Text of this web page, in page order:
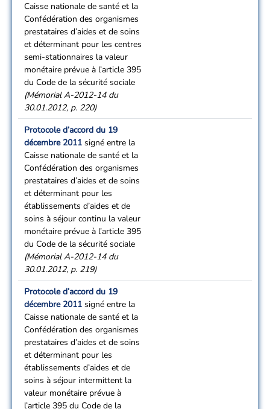
Caisse nationale de santé et la
Confédération des organismes
prestataires d’aides et de soins
et déterminant pour les centres
semi-stationnaires la valeur
monétaire prévue à l’article 395
du Code de la sécurité sociale
(Mémorial A-2012-14 du
30.01.2012, p. 220)
Protocole d’accord du 19
décembre 2011 signé entre la
Caisse nationale de santé et la
Confédération des organismes
prestataires d’aides et de soins
et déterminant pour les
établissements d’aides et de
soins à séjour continu la valeur
monétaire prévue à l’article 395
du Code de la sécurité sociale
(Mémorial A-2012-14 du
30.01.2012, p. 219)
Protocole d’accord du 19
décembre 2011 signé entre la
Caisse nationale de santé et la
Confédération des organismes
prestataires d’aides et de soins
et déterminant pour les
établissements d’aides et de
soins à séjour intermittent la
valeur monétaire prévue à
l’article 395 du Code de la